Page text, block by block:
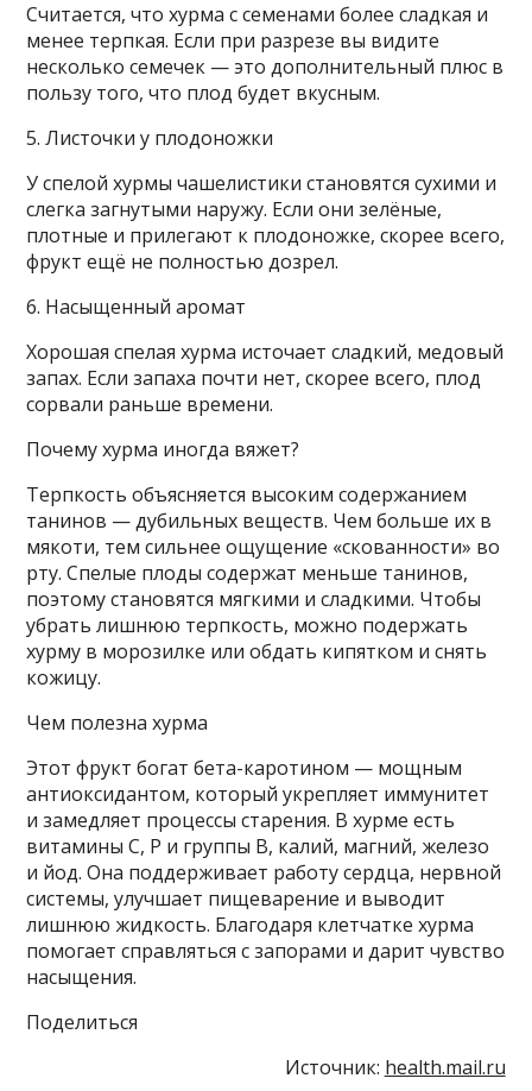
Считается, что хурма с семенами более сладкая и
менее терпкая. Если при разрезе вы видите
несколько семечек — это дополнительный плюс в
пользу того, что плод будет вкусным.
5. Листочки у плодоножки
У спелой хурмы чашелистики становятся сухими и
слегка загнутыми наружу. Если они зелёные,
плотные и прилегают к плодоножке, скорее всего,
фрукт ещё не полностью дозрел.
6. Насыщенный аромат
Хорошая спелая хурма источает сладкий, медовый
запах. Если запаха почти нет, скорее всего, плод
сорвали раньше времени.
Почему хурма иногда вяжет?
Терпкость объясняется высоким содержанием
танинов — дубильных веществ. Чем больше их в
мякоти, тем сильнее ощущение «скованности» во
рту. Спелые плоды содержат меньше танинов,
поэтому становятся мягкими и сладкими. Чтобы
убрать лишнюю терпкость, можно подержать
хурму в морозилке или обдать кипятком и снять
кожицу.
Чем полезна хурма
Этот фрукт богат бета-каротином — мощным
антиоксидантом, который укрепляет иммунитет
и замедляет процессы старения. В хурме есть
витамины С, Р и группы В, калий, магний, железо
и йод. Она поддерживает работу сердца, нервной
системы, улучшает пищеварение и выводит
лишнюю жидкость. Благодаря клетчатке хурма
помогает справляться с запорами и дарит чувство
насыщения.
Поделиться
Источник: health.mail.ru